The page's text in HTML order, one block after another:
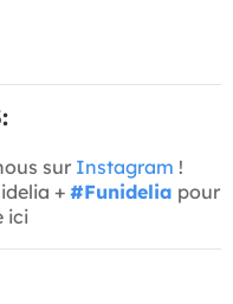
sur Instagram !
+ #Funidelia pour
ici